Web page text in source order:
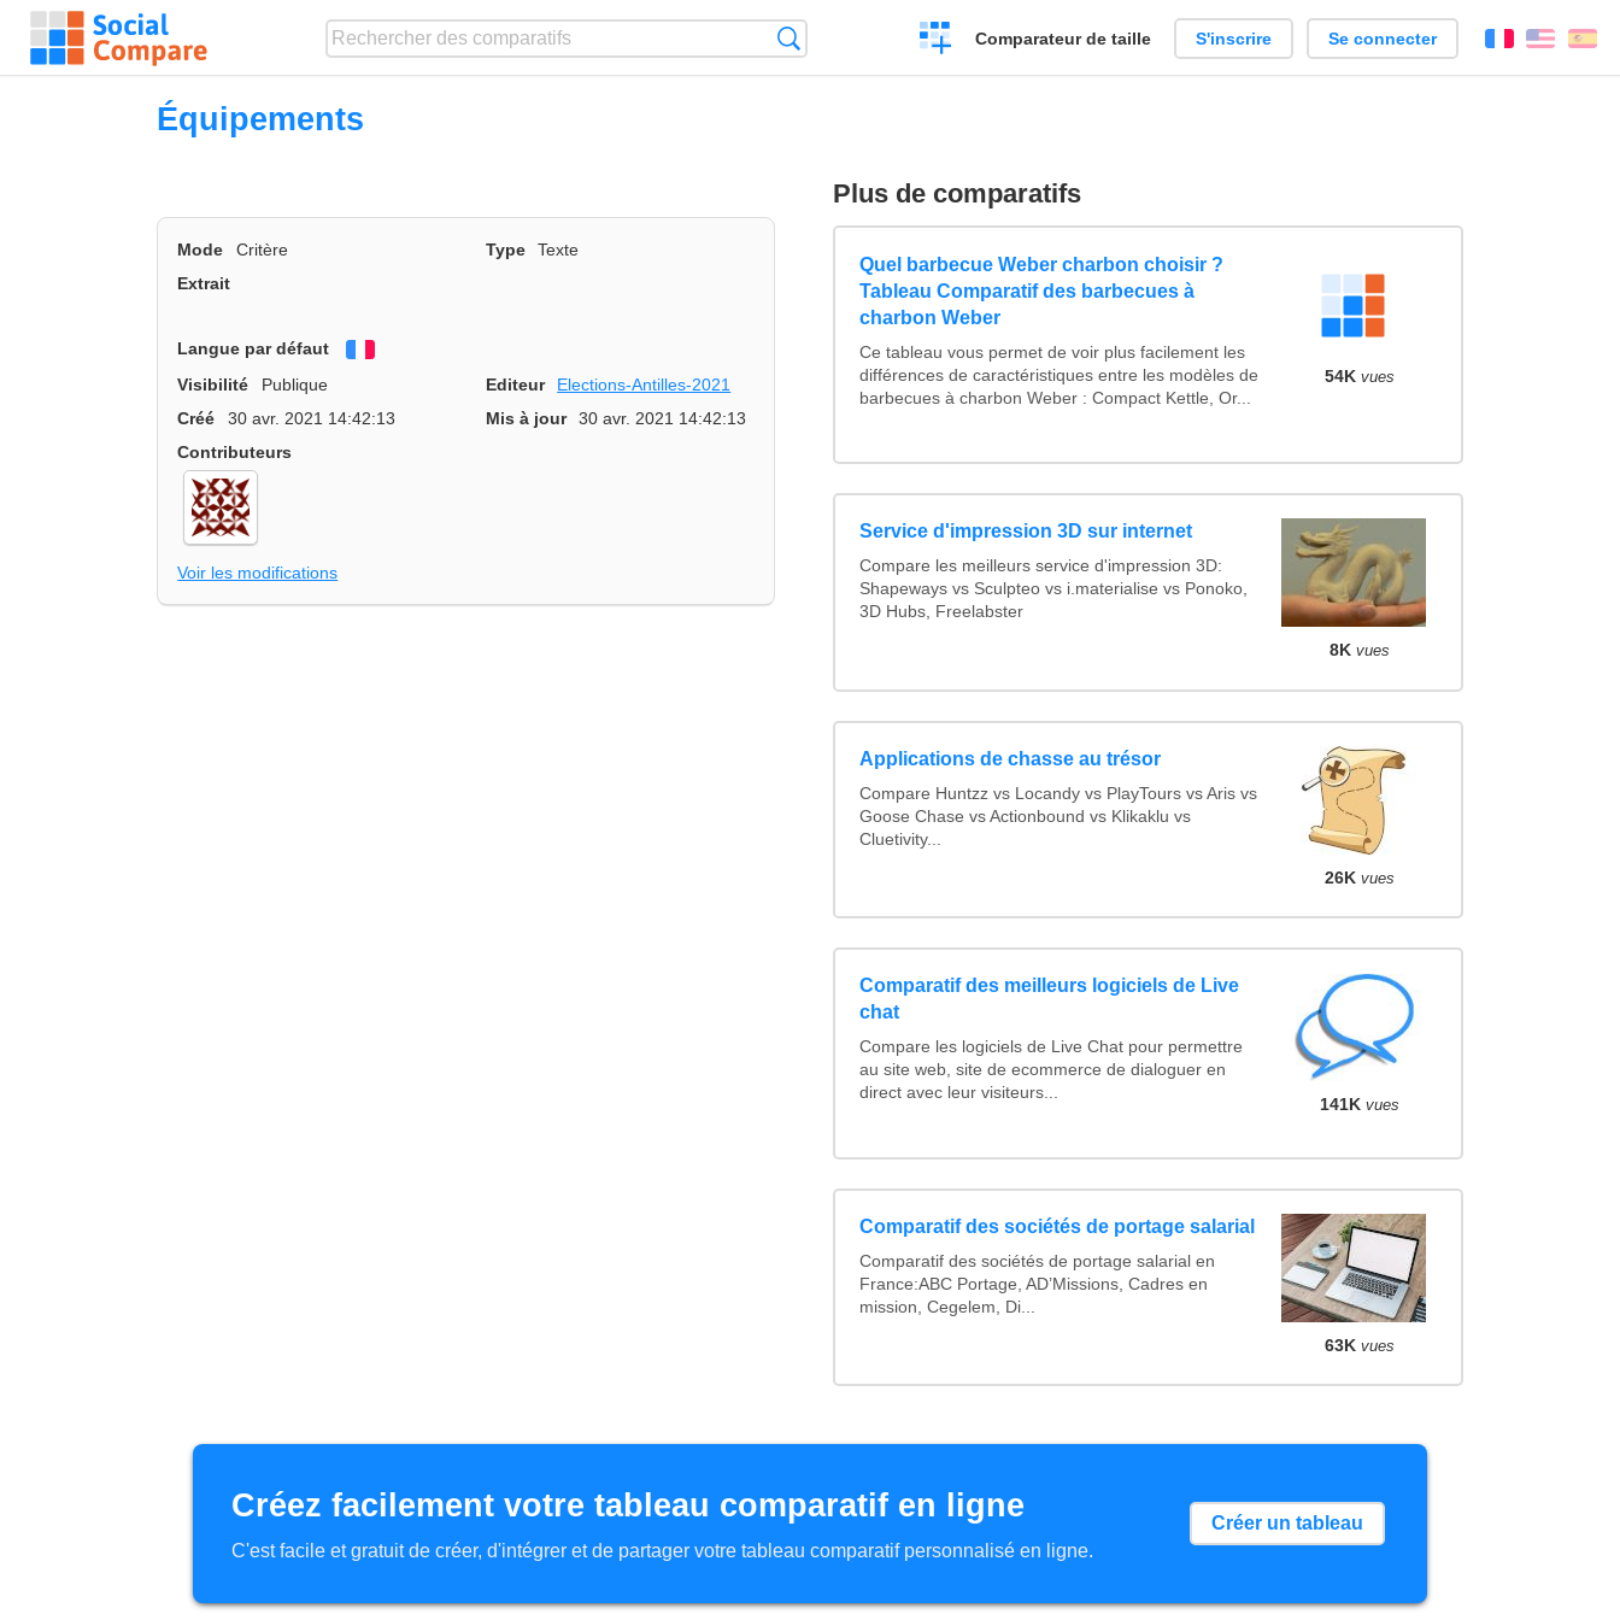
Créer
un
Comparateur de taille S'inscrire Se connecter FrançaisEnglish
Équipements
Mode Critère Type
Texte
Extrait
Langue par défaut
Visibilité
Publique Editeur
Elections-Antilles-2021
Créé
30 avr. 2021 14:42:13 Mis à jour
30 avr. 2021 14:42:13
Contributeurs
Voir les modifications
Plus de comparatifs
Quel barbecue Weber charbon choisir ?
Tableau Comparatif des barbecues à
charbon Weber
Ce tableau vous permet de voir plus facilement les
différences de caractéristiques entre les modèles de
barbecues à charbon Weber : Compact Kettle, Or...
54K vues
Service d'impression 3D sur internet
Compare les meilleurs service d'impression 3D:
Shapeways vs Sculpteo vs i.materialise vs Ponoko,
3D Hubs, Freelabster
8K vues
Applications de chasse au trésor
Compare Huntzz vs Locandy vs PlayTours vs Aris vs
Goose Chase vs Actionbound vs Klikaklu vs
Cluetivity...
26K vues
Comparatif des meilleurs logiciels de Live
chat
Compare les logiciels de Live Chat pour permettre
au site web, site de ecommerce de dialoguer en
direct avec leur visiteurs...
141K vues
Comparatif des sociétés de portage salarial
Comparatif des sociétés de portage salarial en
France:ABC Portage, AD’Missions, Cadres en
mission, Cegelem, Di...
63K vues
Créez facilement votre tableau comparatif en ligne
C'est facile et gratuit de créer, d'intégrer et de partager votre tableau comparatif personnalisé en ligne.
Créer un tableau